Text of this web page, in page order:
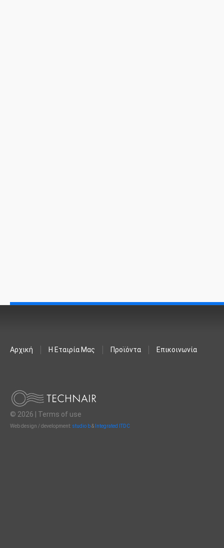
Αρχική Η Εταιρία Μας Προϊόντα Επικοινωνία
© 2026 | Terms of use
Web design / development: studio b& Integrated ITDC